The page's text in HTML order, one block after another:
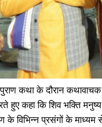
कथा के दौरान
हुए कहा कि शिव भक्ति
के विभिन्न प्रसंगों के